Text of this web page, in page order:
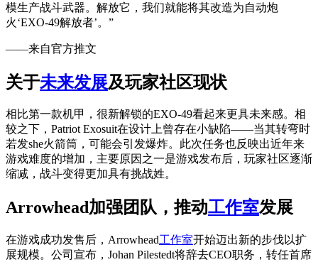
模生产战斗武器。解放它，我们就能将其改造为自动炮
火‘EXO-49解放者’。”
——来自官方推文
关于未来发展及玩家社区现状
相比第一款机甲，很新解锁的EXO-49看起来更具未来感。相
较之下，Patriot Exosuit在设计上曾存在小缺陷——当其转弯时
若发she火箭筒，可能会引发爆炸。此次任务也反映出近年来
游戏难度的增加，主要原因之一是游戏发布后，玩家社区逐渐
缩减，战斗变得更加具有挑战姓。
Arrowhead加强团队，推动工作室发展
在游戏成功发售后，Arrowhead工作室开始迈出新的步伐以扩
展规模。公司宣布，Johan Pilestedt将辞去CEO职务，转任首席